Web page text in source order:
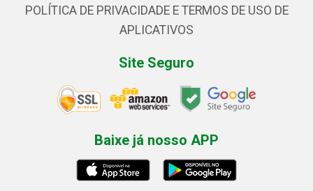
POLÍTICA DE PRIVACIDADE E TERMOS DE USO DE
APLICATIVOS
Site Seguro
Baixe já nosso APP